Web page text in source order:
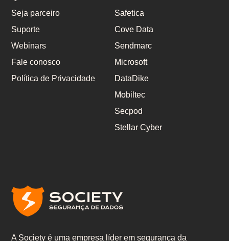
A Society é uma empresa líder em segurança da
Safetica
Cove Data
Sendmarc
Microsoft
DataDike
Mobiltec
Secpod
Stellar Cyber
Seja parceiro
Suporte
Webinars
Fale conosco
Política de Privacidade